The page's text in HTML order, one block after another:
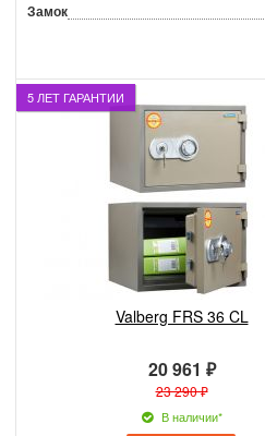
Замок
5 ЛЕТ ГАРАНТИИ
Valberg FRS 36 CL
20 961 ₽
23 290 ₽
В наличии*